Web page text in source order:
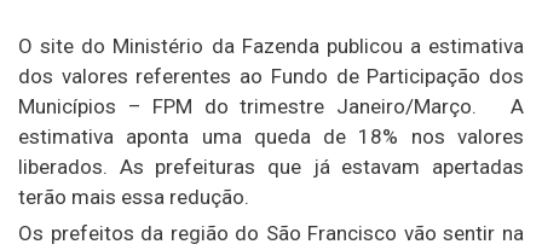
O site do Ministério da Fazenda publicou a estimativa
dos valores referentes ao Fundo de Participação dos
Municípios – FPM do trimestre Janeiro/Março. A
estimativa aponta uma queda de 18% nos valores
liberados. As prefeituras que já estavam apertadas
terão mais essa redução.
Os prefeitos da região do São Francisco vão sentir na